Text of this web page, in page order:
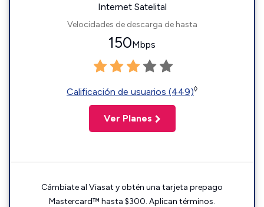
Internet Satelital
Velocidades de descarga de hasta
150Mbps
Calificación de usuarios (449)◊
Ver Planes
Cámbiate al Viasat y obtén una tarjeta prepago
Mastercard™ hasta $300. Aplican términos.